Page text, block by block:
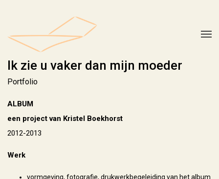
Ik zie u vaker dan mijn moeder
Portfolio
ALBUM
een project van Kristel Boekhorst
2012-2013
Werk
vormgeving, fotografie, drukwerkbegeleiding van het album